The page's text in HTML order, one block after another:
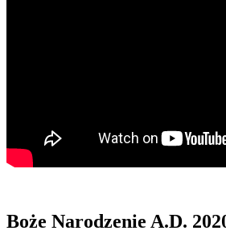
Boże Narodzenie A.D.